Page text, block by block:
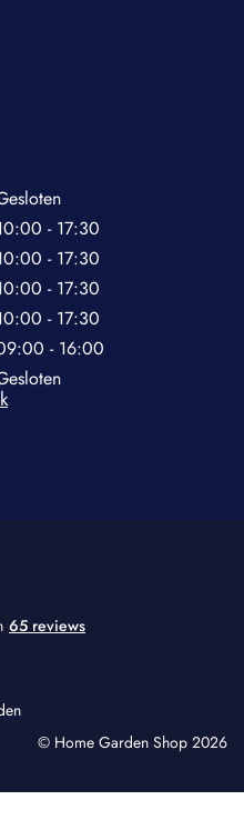
- 17:30
- 17:30
- 17:30
- 17:30
- 16:00
65 reviews
© Home Garden Shop 2026